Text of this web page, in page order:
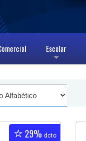
+
Escolar
29% dcto